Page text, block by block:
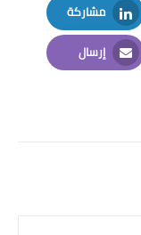
مشاركة
LinkedIn
إرسال
Email